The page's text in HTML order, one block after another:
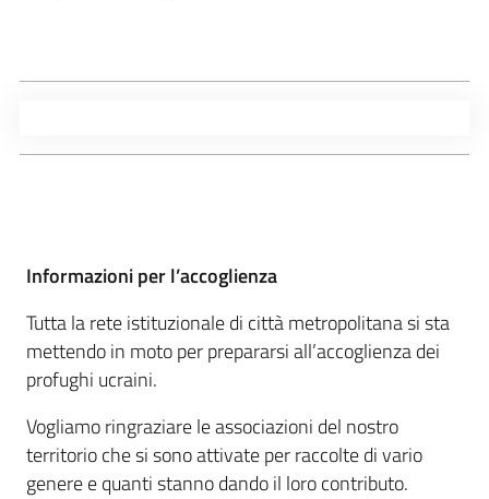
Informazioni per l’accoglienza
Tutta la rete istituzionale di città metropolitana si sta
mettendo in moto per prepararsi all’accoglienza dei
profughi ucraini.
Vogliamo ringraziare le associazioni del nostro
territorio che si sono attivate per raccolte di vario
genere e quanti stanno dando il loro contributo.